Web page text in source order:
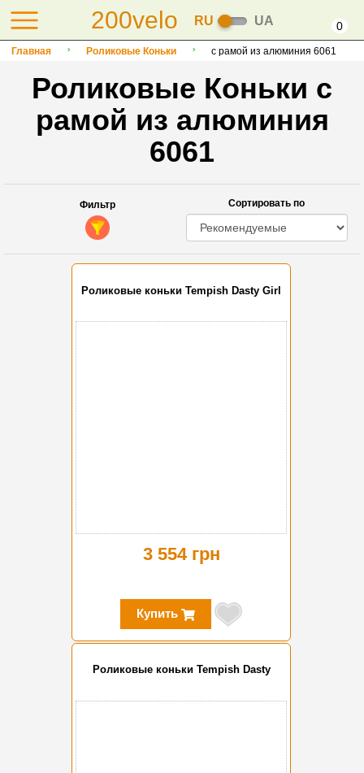
200velo RU UA 0
Главная Роликовые Коньки с рамой из алюминия 6061
Роликовые Коньки с
рамой из алюминия
6061
Фильтр Сортировать по
Роликовые коньки Tempish Dasty Girl
3 554 грн
Купить
Роликовые коньки Tempish Dasty